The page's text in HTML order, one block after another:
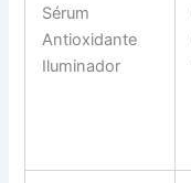
Sérum
Antioxidante
Iluminador